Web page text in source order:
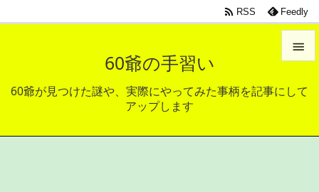
60爺の手習い
60爺が見つけた謎や、実際にやってみた事柄を記事にして
アップします

メニュ
サイド
 RSS Feedly